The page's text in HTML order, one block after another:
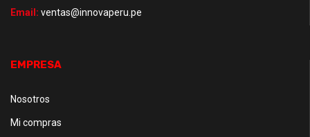
Email: ventas@innovaperu.pe
EMPRESA
Nosotros
Mi compras